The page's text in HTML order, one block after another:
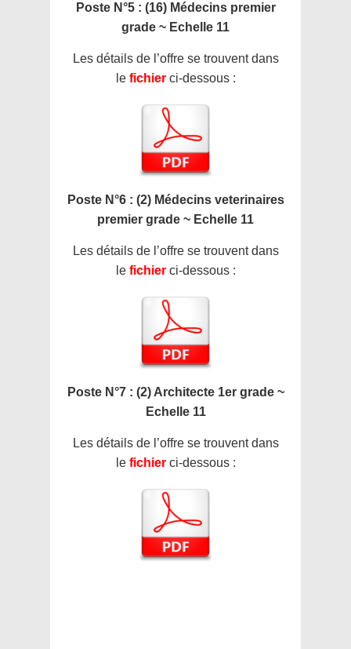
Poste N°5 : (16) Médecins premier
grade ~ Echelle 11
Les détails de l’offre se trouvent dans
le fichier ci-dessous :
Poste N°6 : (2) Médecins veterinaires
premier grade ~ Echelle 11
Les détails de l’offre se trouvent dans
le fichier ci-dessous :
Poste N°7 : (2) Architecte 1er grade ~
Echelle 11
Les détails de l’offre se trouvent dans
le fichier ci-dessous :